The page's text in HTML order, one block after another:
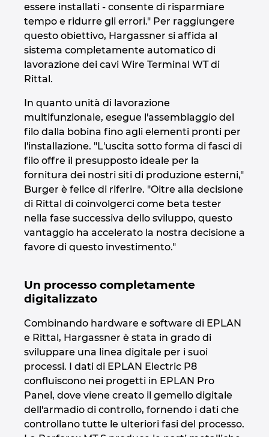
essere installati - consente di risparmiare
tempo e ridurre gli errori." Per raggiungere
questo obiettivo, Hargassner si affida al
sistema completamente automatico di
lavorazione dei cavi Wire Terminal WT di
Rittal.
In quanto unità di lavorazione
multifunzionale, esegue l'assemblaggio del
filo dalla bobina fino agli elementi pronti per
l'installazione. "L'uscita sotto forma di fasci di
filo offre il presupposto ideale per la
fornitura dei nostri siti di produzione esterni,"
Burger è felice di riferire. "Oltre alla decisione
di Rittal di coinvolgerci come beta tester
nella fase successiva dello sviluppo, questo
vantaggio ha accelerato la nostra decisione a
favore di questo investimento."
Un processo completamente
digitalizzato
Combinando hardware e software di EPLAN
e Rittal, Hargassner è stata in grado di
sviluppare una linea digitale per i suoi
processi. I dati di EPLAN Electric P8
confluiscono nei progetti in EPLAN Pro
Panel, dove viene creato il gemello digitale
dell'armadio di controllo, fornendo i dati che
controllano tutte le ulteriori fasi del processo.